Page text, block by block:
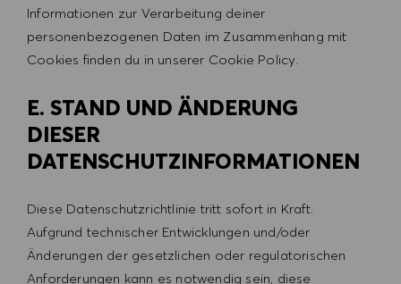
Informationen zur Verarbeitung deiner
personenbezogenen Daten im Zusammenhang mit
Cookies finden du in unserer Cookie Policy.
E. STAND UND ÄNDERUNG
DIESER
DATENSCHUTZINFORMATIONEN
Diese Datenschutzrichtlinie tritt sofort in Kraft.
Aufgrund technischer Entwicklungen und/oder
Änderungen der gesetzlichen oder regulatorischen
Anforderungen kann es notwendig sein, diese